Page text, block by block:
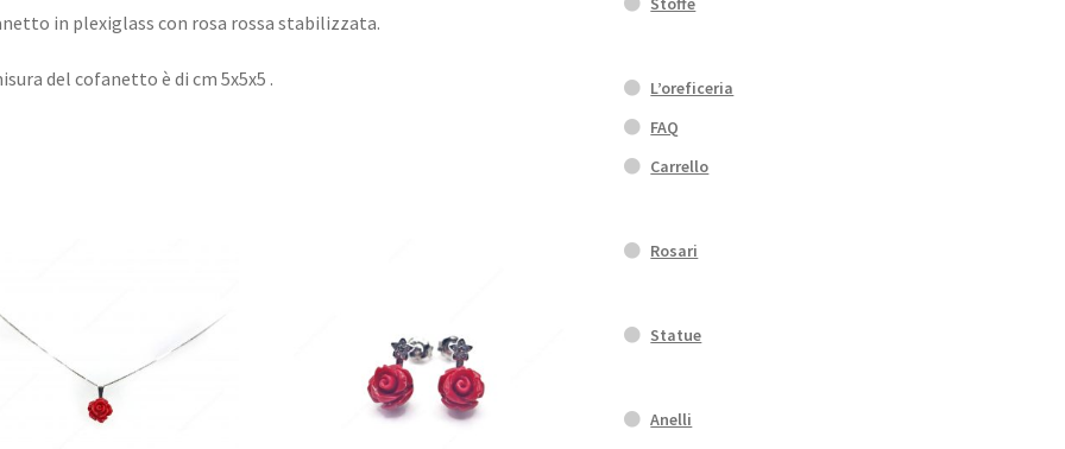
in plexiglass con rosa rossa stabilizzata.
del cofanetto è di cm 5x5x5 .
L’oreficeria
FAQ
Carrello
Rosari
Statue
Anelli